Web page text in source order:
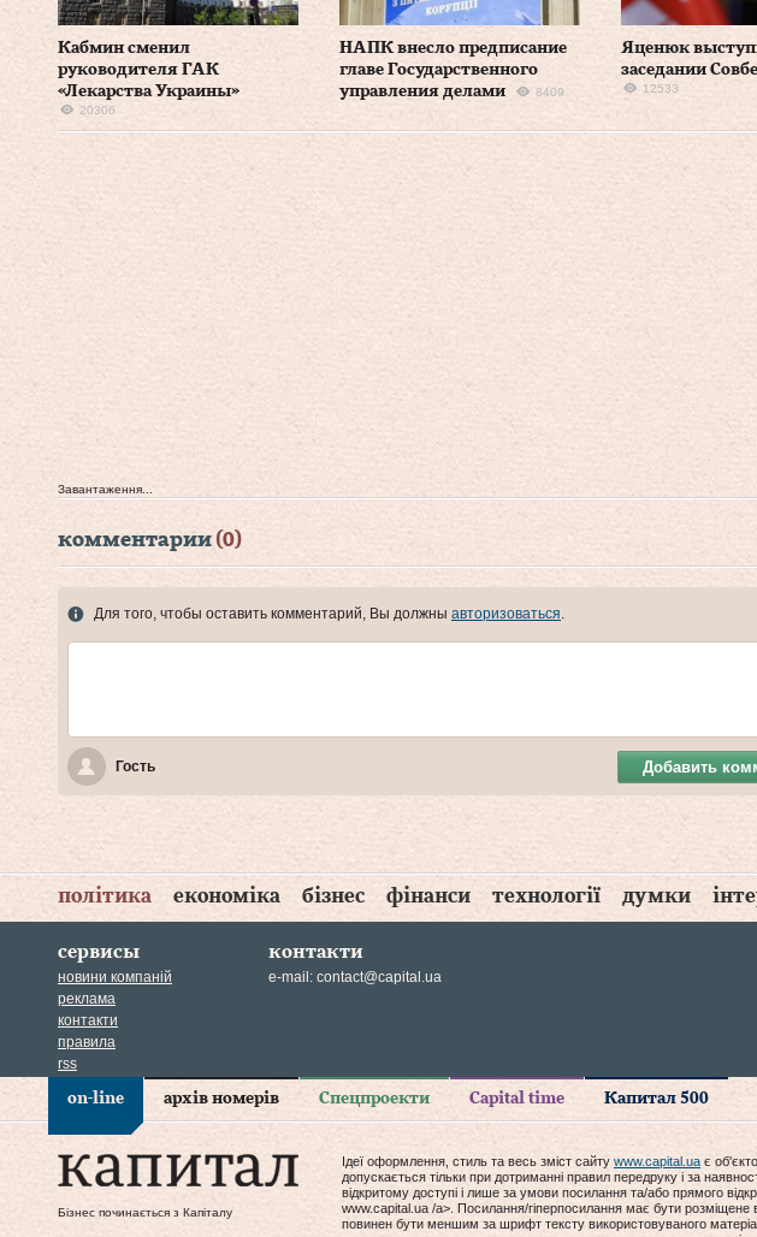
Кабмин сменил
руководителя ГАК
«Лекарства Украины»
20306
НАПК внесло предписание
главе Государственного
управления делами
8409
Яценюк
заседании
12533
Завантаження...
комментарии (0)
Для того, чтобы оставить комментарий, Вы должны авторизоваться
Гость Добавить
політика економіка бізнес фінанси технології думки
сервисы
новини компаній
реклама
контакти
правила
rss
контакти
e-mail: contact@capital.ua
on-line архів номерів Спецпроекти Capital time Капитал 500
Бізнес починається з Капіталу
Ідеї оформлення, стиль та весь зміст сайту www.capital.ua є
допускається тільки при дотриманні правил передруку і за
відкритому доступі і лише за умови посилання та/або прямого
www.capital.ua /a>. Посилання/гіперпосилання має бути
повинен бути меншим за шрифт тексту використовуваного